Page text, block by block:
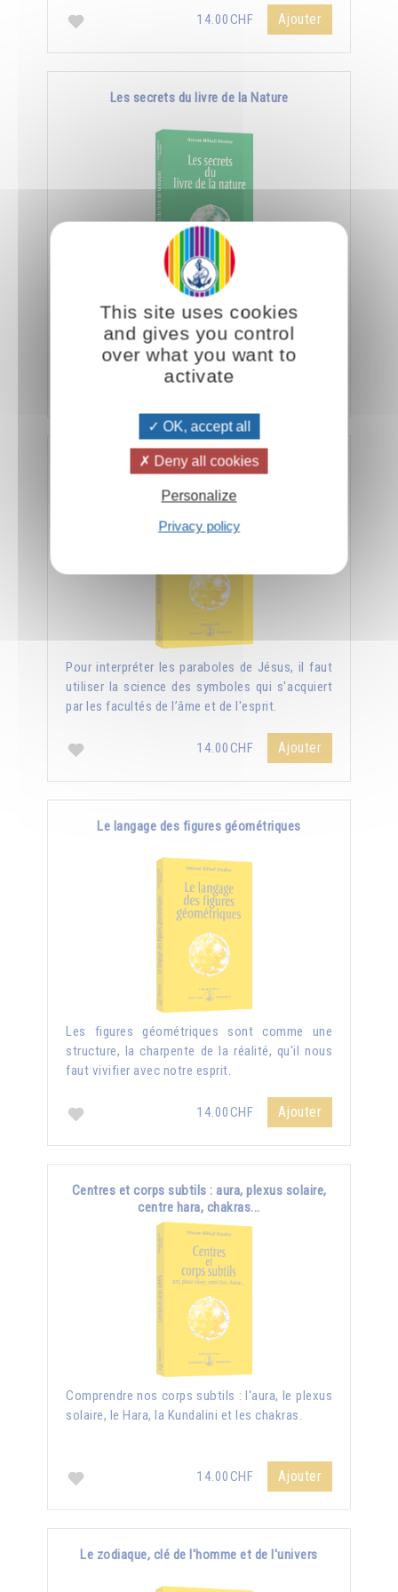
14.00CHF Ajouter
Les secrets du livre de la Nature
En spiritualité, lire c'est être capable de
déchiffrer le côté subtil et caché des objets et
des créatures.
14.00CHF
Nouvelle lumière sur les Évangiles
Pour interpréter les paraboles de Jésus, il faut
utiliser la science des symboles qui s'acquiert
par les facultés de l’âme et de l'esprit.
14.00CHF Ajouter
Le langage des figures géométriques
Les figures géométriques sont comme une
structure, la charpente de la réalité, qu'il nous
faut vivifier avec notre esprit.
14.00CHF Ajouter
Centres et corps subtils : aura, plexus solaire,
centre hara, chakras...
Comprendre nos corps subtils : l'aura, le plexus
solaire, le Hara, la Kundalini et les chakras.
14.00CHF Ajouter
Le zodiaque, clé de l'homme et de l'univers
This site uses cookies
and gives you control
over what you want to
activate
OK, accept all
Deny all cookies
Personalize
Privacy policy